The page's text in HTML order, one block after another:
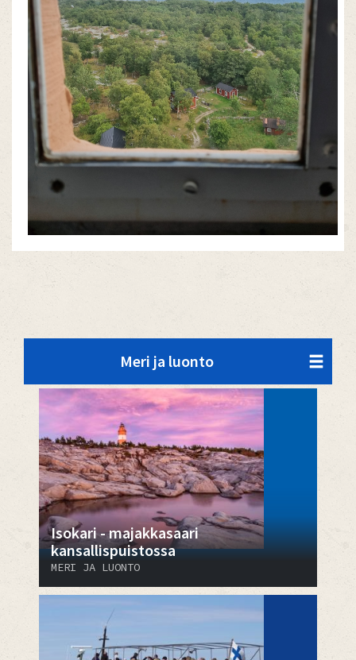
Meri ja luonto
Isokari - majakkasaari
kansallispuistossa
MERI JA LUONTO